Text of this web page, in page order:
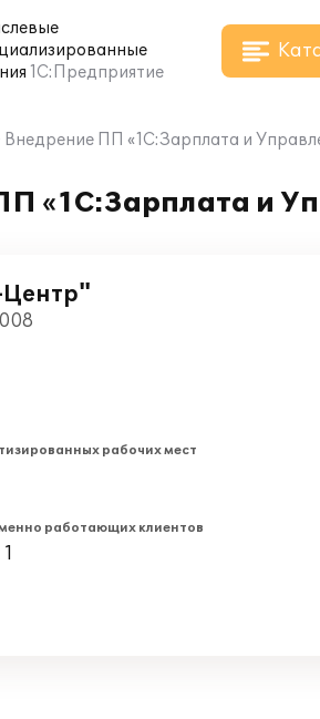
1С:Предприятие
Внедрение ПП «1C:Зарплата и
«1C:Зарплата и
рабочих мест
работающих клиентов